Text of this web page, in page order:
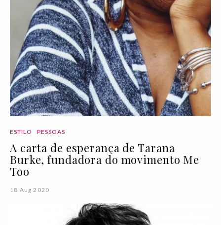
ESTILO PESSOAS
A carta de esperança de Tarana
Burke, fundadora do movimento Me
Too
18 Aug 2020